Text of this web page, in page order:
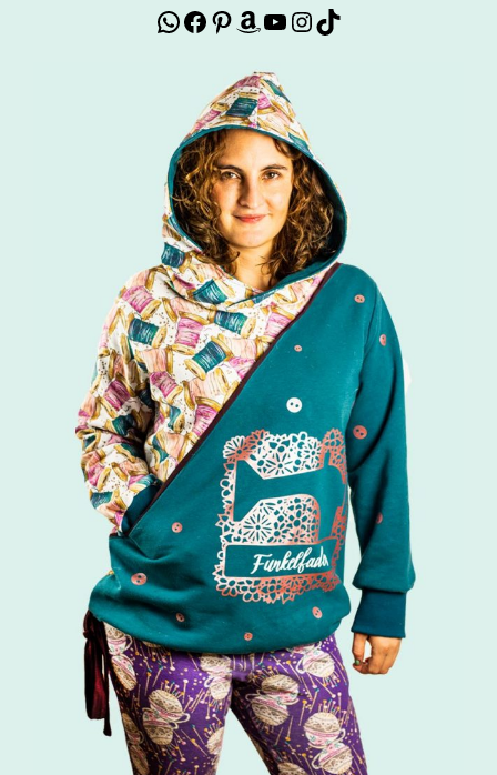
WhatsApp
Facebook
Pinterest
Amazon
YouTube
Instagram
TikTok